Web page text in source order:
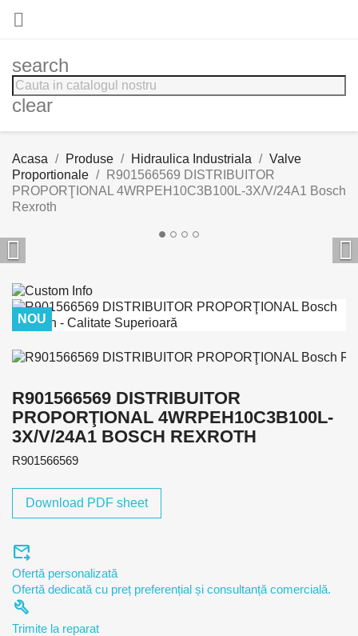

search
clear
Acasa Produse Hidraulica Industriala
Valve
Proportionale
R901566569 DISTRIBUITOR
PROPORŢIONAL 4WRPEH10C3B100L-3X/V/24A1 Bosch
Rexroth
 
NOU
R901566569 DISTRIBUITOR
PROPORŢIONAL 4WRPEH10C3B100L-
3X/V/24A1 BOSCH REXROTH
R901566569
Download PDF sheet
forward_to_inbox
Ofertă personalizată
Ofertă dedicată cu preț preferențial și consultanță comercială.
build
Trimite la reparat